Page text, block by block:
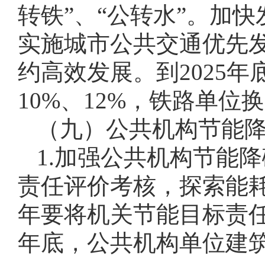
转铁”、“公转水”。加
实施城市公共交通优先
约高效发展。到2025年
10%、12%，铁路单位
（九）公共机构节能
1.加强公共机构节能
责任评价考核，探索能
年要将机关节能目标责
年底，公共机构单位建